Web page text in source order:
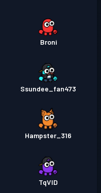
Broni
Ssundee_fan473
Hampster_316
TqVID